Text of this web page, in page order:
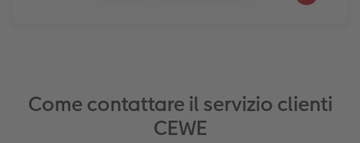
Come contattare il servizio clienti
CEWE